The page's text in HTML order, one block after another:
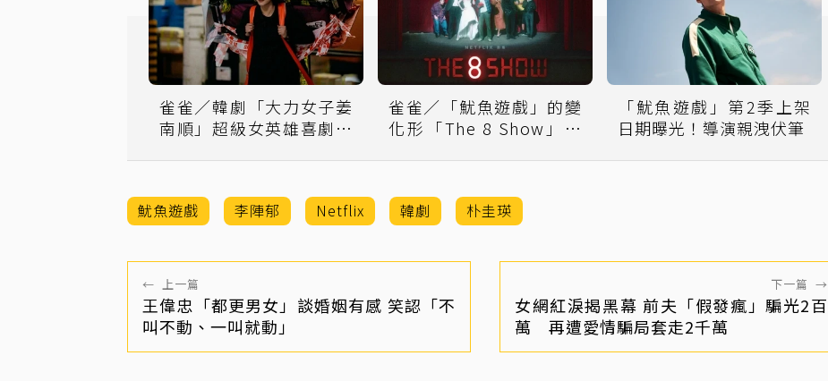
雀雀／韓劇「大力女子姜
南順」超級女英雄喜劇安
雀雀／「魷魚遊戲」的變
化形「The 8 Show」：
「魷魚遊戲」第2季上架
日期曝光！導演親洩伏筆
魷魚遊戲 李陣郁 Netflix 韓劇 朴圭瑛
← 上一篇
王偉忠「都更男女」談婚姻有感 笑認「不
叫不動、一叫就動」
下一篇 →
女網紅淚揭黑幕 前夫「假發瘋」騙光2百
萬 再遭愛情騙局套走2千萬